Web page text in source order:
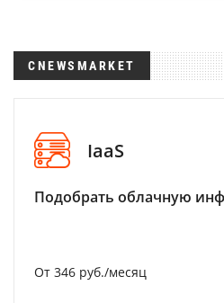
CNEWSMARKET
IaaS
Подобрать облачную
От 346 руб./месяц